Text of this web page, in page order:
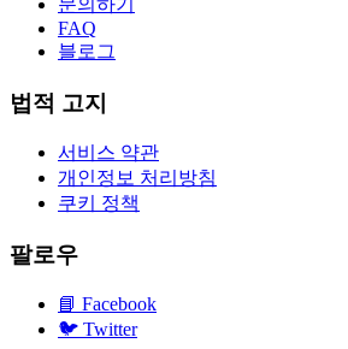
문의하기
FAQ
블로그
법적 고지
서비스 약관
개인정보 처리방침
쿠키 정책
팔로우
📘 Facebook
🐦 Twitter